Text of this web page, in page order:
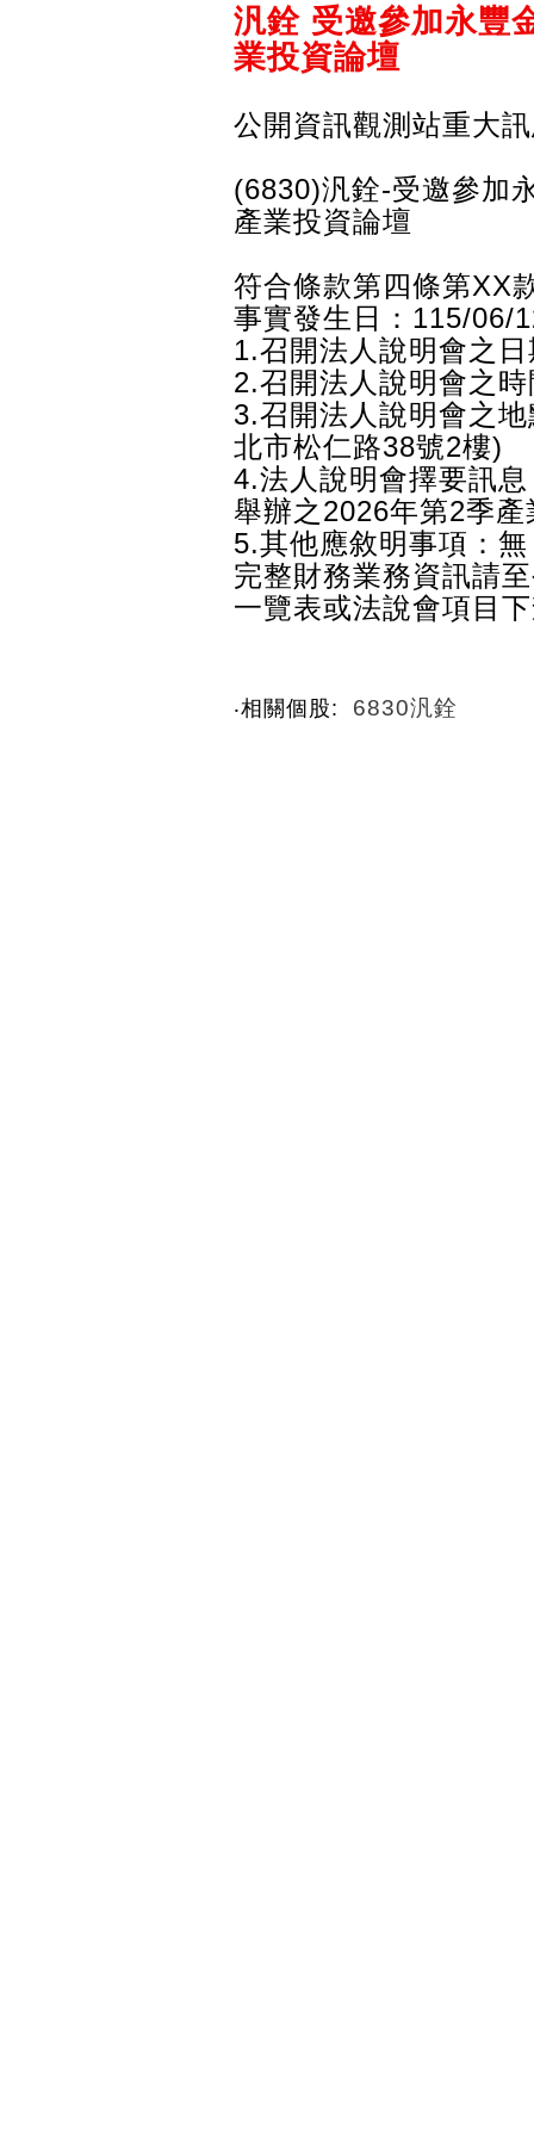
汎銓 受邀參加永豐
業投資論壇
公開資訊觀測站重大
(6830)汎銓-受邀參加
產業投資論壇
符合條款第四條第XX
事實發生日：115/06/
1.召開法人說明會之
2.召開法人說明會之
3.召開法人說明會之
北市松仁路38號2樓)
4.法人說明會擇要訊
舉辦之2026年第2季
5.其他應敘明事項：無
完整財務業務資訊請
一覽表或法說會項目
‧相關個股: 6830汎銓